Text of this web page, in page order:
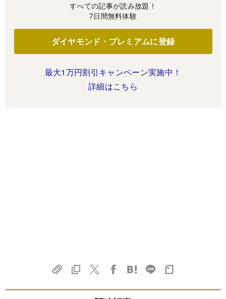
すべての記事が読み放題！
7日間無料体験
ダイヤモンド・プレミアムに登録
最大1万円割引キャンペーン実施中！
詳細はこちら